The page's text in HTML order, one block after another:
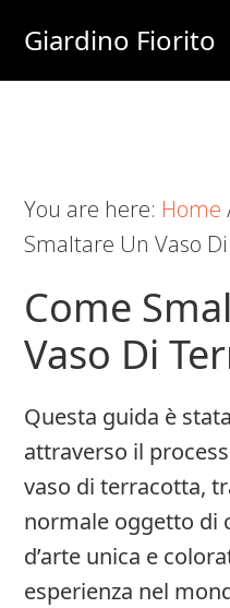
main
primary
footer
Giardino Fiorito
You are here: Home
Smaltare Un Vaso
Come
Vaso Di
Questa guida è
attraverso il
vaso di terracotta,
normale oggetto di
d’arte unica e
esperienza nel